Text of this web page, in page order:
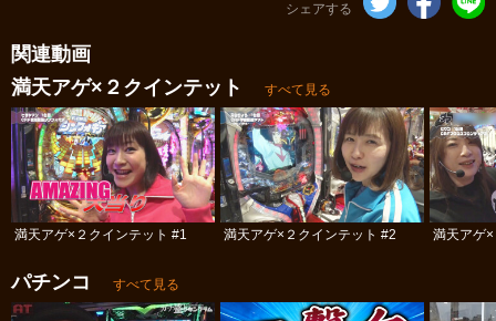
シェアする
関連動画
満天アゲ×２クインテット
すべて見る
満天アゲ×２クインテット #1 満天アゲ×２クインテット #2 満天アゲ
パチンコ すべて見る